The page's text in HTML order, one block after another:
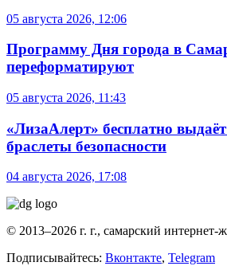
05 августа 2026, 12:06
Программу Дня города в
переформатируют
05 августа 2026, 11:43
«ЛизаАлерт» бесплатно
браслеты безопасности
04 августа 2026, 17:08
© 2013–2026 г. г., самарский интернет-
Подписывайтесь: Вконтакте, Telegram